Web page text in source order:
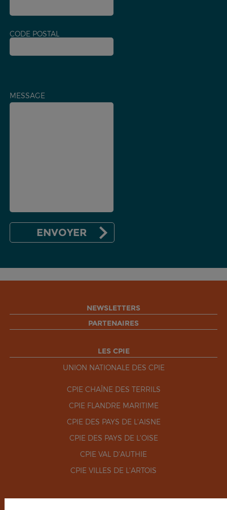
CODE POSTAL
MESSAGE
NEWSLETTERS
PARTENAIRES
LES CPIE
UNION NATIONALE DES CPIE
CPIE CHAÎNE DES TERRILS
CPIE FLANDRE MARITIME
CPIE DES PAYS DE L'AISNE
CPIE DES PAYS DE L'OISE
CPIE VAL D'AUTHIE
CPIE VILLES DE L'ARTOIS